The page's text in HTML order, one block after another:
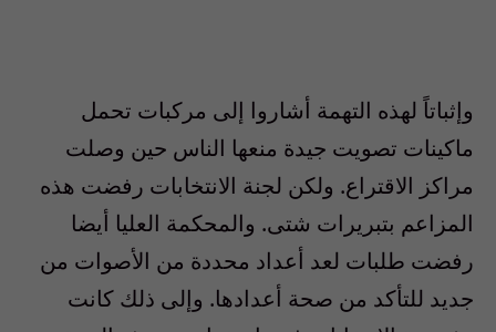
وإثباتاً لهذه التهمة أشاروا إلى مركبات تحمل
ماكينات تصويت جيدة منعها الناس حين وصلت
مراكز الاقتراع. ولكن لجنة الانتخابات رفضت هذه
المزاعم بتبريرات شتى. والمحكمة العليا أيضا
رفضت طلبات لعد أعداد محددة من الأصوات من
جديد للتأكد من صحة أعدادها. وإلى ذلك كانت